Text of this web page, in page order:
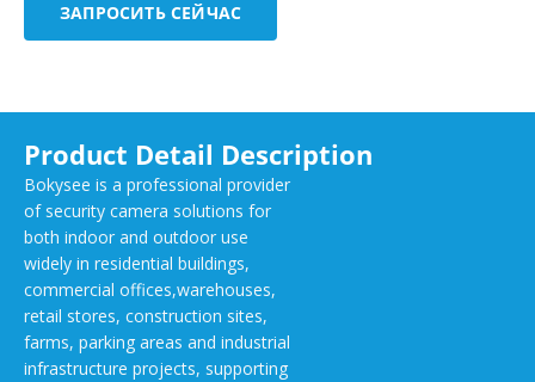
ЗАПРОСИТЬ СЕЙЧАС
Product Detail Description
Bokysee is a professional provider
of security camera solutions for
both indoor and outdoor use
widely in residential buildings,
commercial offices,warehouses,
retail stores, construction sites,
farms, parking areas and industrial
infrastructure projects, supporting